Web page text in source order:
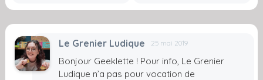
Le Grenier Ludique 25 mai 2019
Bonjour Geeklette ! Pour info, Le Grenier
Ludique n’a pas pour vocation de